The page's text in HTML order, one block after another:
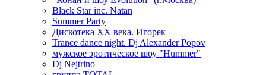
Black Star inc. Natan
Summer Party
Дискотека ХХ века. Игорек
Trance dance night. Dj Alexander Popov
мужское эротическое шоу "Hummer"
Dj Nejtrino